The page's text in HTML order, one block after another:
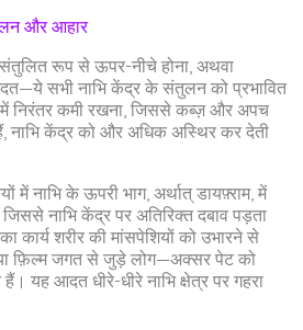
और आहार
रूप से ऊपर-नीचे होना, अथवा
सभी नाभि केंद्र के संतुलन को प्रभावित
निरंतर कमी रखना, जिससे कब्ज़ और अपच
नाभि केंद्र को और अधिक अस्थिर कर देती
में नाभि के ऊपरी भाग, अर्थात् डायफ़्राम, में
नाभि केंद्र पर अतिरिक्त दबाव पड़ता
कार्य शरीर की मांसपेशियों को उभारने से
फ़िल्म जगत से जुड़े लोग—अक्सर पेट को
यह आदत धीरे-धीरे नाभि क्षेत्र पर गहरा